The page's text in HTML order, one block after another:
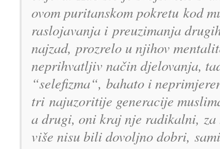
ovom puritanskom pokretu kod
raslojavanja i preuzimanja
najzad, prozrelo u njihov
neprihvatljiv način djelovanja,
“selefizma“, bahato i
tri najuzoritije generacije
a drugi, oni kraj nje radikalni,
više nisu bili dovoljno dobri,